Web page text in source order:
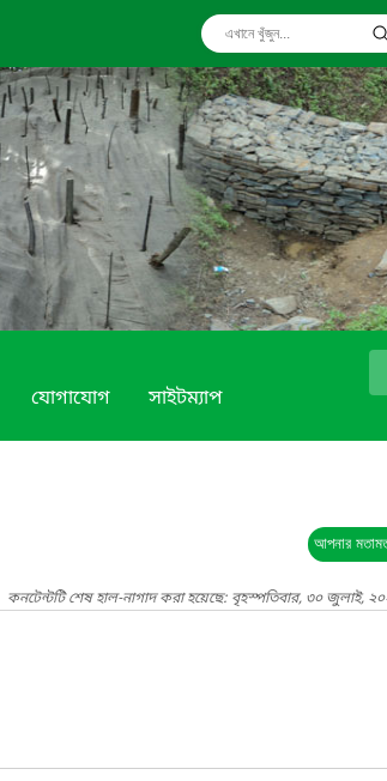
যোগাযোগ সাইটম্যাপ
আপনার
কনটেন্টটি শেষ হাল-নাগাদ করা হয়েছে: বৃহস্পতিবার, ৩০ জুলাই,